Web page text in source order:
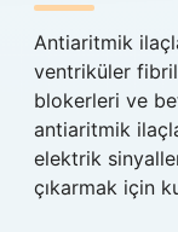
Antiaritmik
ventriküler
blokerleri ve
antiaritmik
elektrik
çıkarmak için